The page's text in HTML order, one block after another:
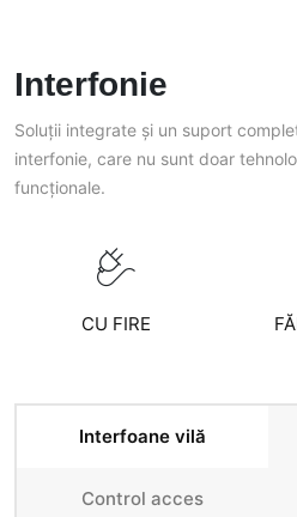
Interfonie
Soluții integrate și un suport
interfonie, care nu sunt doar
funcționale.
CU FIRE
Interfoane vilă
Control acces